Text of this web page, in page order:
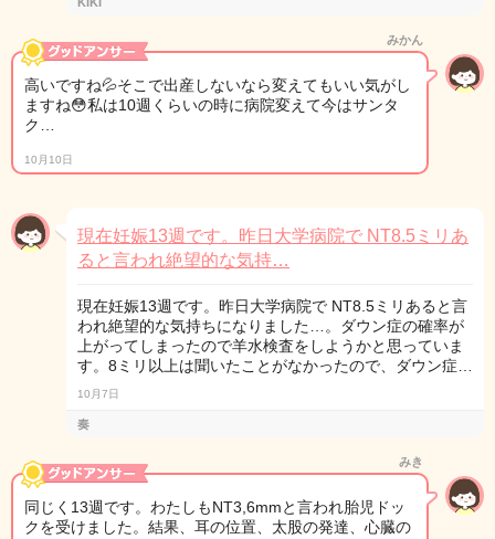
みかん
高いですね💦そこで出産しないなら変えてもいい気がし
ますね😳私は10週くらいの時に病院変えて今はサンタ
ク…
10月10日
現在妊娠13週です。昨日大学病院で NT8.5ミリあ
ると言われ絶望的な気持…
現在妊娠13週です。昨日大学病院で NT8.5ミリあると言
われ絶望的な気持ちになりました…。ダウン症の確率が
上がってしまったので羊水検査をしようかと思っていま
す。8ミリ以上は聞いたことがなかったので、ダウン症…
10月7日
奏
みき
同じく13週です。わたしもNT3,6mmと言われ胎児ドッ
クを受けました。結果、耳の位置、太股の発達、心臓の